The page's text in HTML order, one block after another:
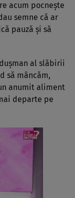
acum pocneşte
semne că ar
pauză şi să
al slăbirii
să mâncăm,
anumit aliment
departe pe